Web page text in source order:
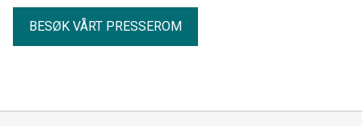
BESØK VÅRT PRESSEROM